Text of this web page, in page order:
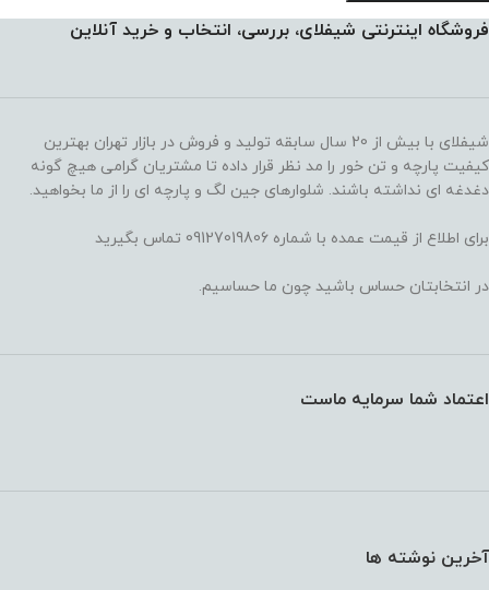
فروشگاه اینترنتی شیفلای، بررسی، انتخاب و خرید آنلاین
شیفلای با بیش از 20 سال سابقه تولید و فروش در بازار تهران بهترین
کیفیت پارچه و تن خور را مد نظر قرار داده تا مشتریان گرامی هیچ گونه
دغدغه ای نداشته باشند. شلوارهای جین لگ و پارچه ای را از ما بخواهید.
برای اطلاع از قیمت عمده با شماره 09127019806 تماس بگیرید
در انتخابتان حساس باشید چون ما حساسیم.
اعتماد شما سرمایه ماست
آخرین نوشته ها